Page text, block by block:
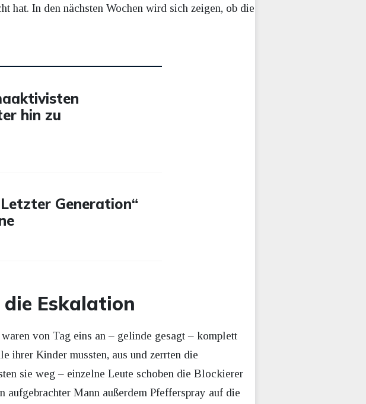
hat. In den nächsten Wochen wird sich zeigen, ob die
hin zu
Generation“
Eskalation
von Tag eins an – gelinde gesagt – komplett
ihrer Kinder mussten, aus und zerrten die
sie weg – einzelne Leute schoben die Blockierer
Mann außerdem Pfefferspray auf die